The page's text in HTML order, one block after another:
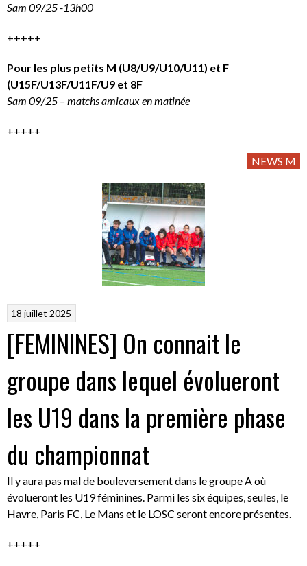
Sam 09/25 -13h00
+++++
Pour les plus petits M (U8/U9/U10/U11) et F
(U15F/U13F/U11F/U9 et 8F
Sam 09/25 – matchs amicaux en matinée
+++++
NEWS M
18 juillet 2025
[FEMININES] On connait le
groupe dans lequel évolueront
les U19 dans la première phase
du championnat
Il y aura pas mal de bouleversement dans le groupe A où
évolueront les U19 féminines. Parmi les six équipes, seules, le
Havre, Paris FC, Le Mans et le LOSC seront encore présentes.
+++++